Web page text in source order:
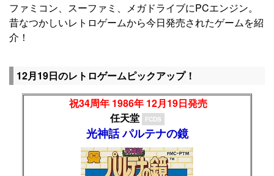
ファミコン、スーファミ、メガドライブにPCエンジン。
昔なつかしいレトロゲームから今日発売されたゲームを紹
介！
12月19日のレトロゲームピックアップ！
祝34周年 1986年 12月19日発売
任天堂
FCDS
光神話 パルテナの鏡